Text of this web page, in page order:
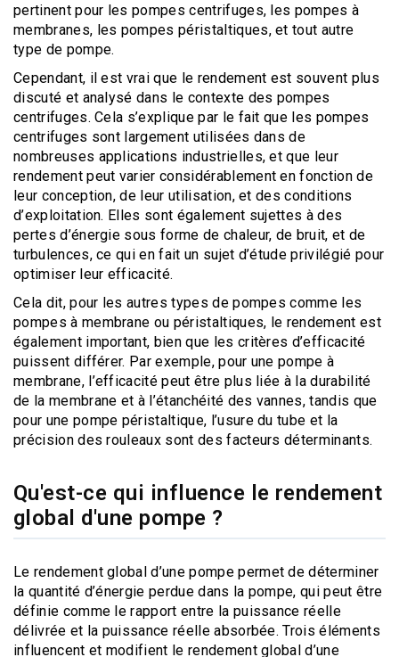
pertinent pour les pompes centrifuges, les pompes à
membranes, les pompes péristaltiques, et tout autre
type de pompe.
Cependant, il est vrai que le rendement est souvent plus
discuté et analysé dans le contexte des pompes
centrifuges. Cela s’explique par le fait que les pompes
centrifuges sont largement utilisées dans de
nombreuses applications industrielles, et que leur
rendement peut varier considérablement en fonction de
leur conception, de leur utilisation, et des conditions
d’exploitation. Elles sont également sujettes à des
pertes d’énergie sous forme de chaleur, de bruit, et de
turbulences, ce qui en fait un sujet d’étude privilégié pour
optimiser leur efficacité.
Cela dit, pour les autres types de pompes comme les
pompes à membrane ou péristaltiques, le rendement est
également important, bien que les critères d’efficacité
puissent différer. Par exemple, pour une pompe à
membrane, l’efficacité peut être plus liée à la durabilité
de la membrane et à l’étanchéité des vannes, tandis que
pour une pompe péristaltique, l’usure du tube et la
précision des rouleaux sont des facteurs déterminants.
Qu'est-ce qui influence le rendement
global d'une pompe ?
Le rendement global d’une pompe permet de déterminer
la quantité d’énergie perdue dans la pompe, qui peut être
définie comme le rapport entre la puissance réelle
délivrée et la puissance réelle absorbée. Trois éléments
influencent et modifient le rendement global d’une